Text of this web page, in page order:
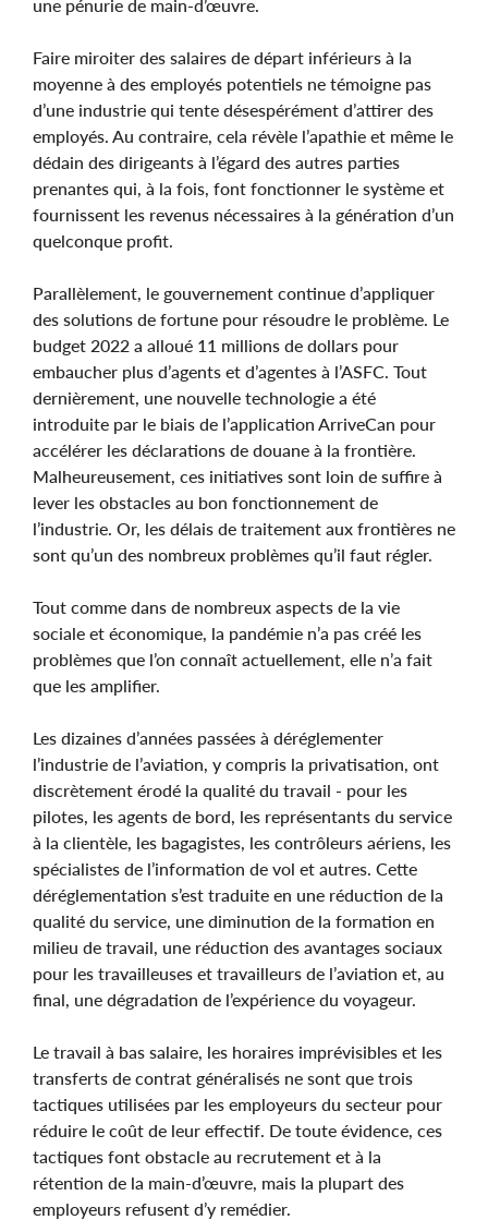
une pénurie de main-d’œuvre.
Faire miroiter des salaires de départ inférieurs à la
moyenne à des employés potentiels ne témoigne pas
d’une industrie qui tente désespérément d’attirer des
employés. Au contraire, cela révèle l’apathie et même le
dédain des dirigeants à l’égard des autres parties
prenantes qui, à la fois, font fonctionner le système et
fournissent les revenus nécessaires à la génération d’un
quelconque profit.
Parallèlement, le gouvernement continue d’appliquer
des solutions de fortune pour résoudre le problème. Le
budget 2022 a alloué 11 millions de dollars pour
embaucher plus d’agents et d’agentes à l’ASFC. Tout
dernièrement, une nouvelle technologie a été
introduite par le biais de l’application ArriveCan pour
accélérer les déclarations de douane à la frontière.
Malheureusement, ces initiatives sont loin de suffire à
lever les obstacles au bon fonctionnement de
l’industrie. Or, les délais de traitement aux frontières ne
sont qu’un des nombreux problèmes qu’il faut régler.
Tout comme dans de nombreux aspects de la vie
sociale et économique, la pandémie n’a pas créé les
problèmes que l’on connaît actuellement, elle n’a fait
que les amplifier.
Les dizaines d’années passées à déréglementer
l’industrie de l’aviation, y compris la privatisation, ont
discrètement érodé la qualité du travail - pour les
pilotes, les agents de bord, les représentants du service
à la clientèle, les bagagistes, les contrôleurs aériens, les
spécialistes de l’information de vol et autres. Cette
déréglementation s’est traduite en une réduction de la
qualité du service, une diminution de la formation en
milieu de travail, une réduction des avantages sociaux
pour les travailleuses et travailleurs de l’aviation et, au
final, une dégradation de l’expérience du voyageur.
Le travail à bas salaire, les horaires imprévisibles et les
transferts de contrat généralisés ne sont que trois
tactiques utilisées par les employeurs du secteur pour
réduire le coût de leur effectif. De toute évidence, ces
tactiques font obstacle au recrutement et à la
rétention de la main-d’œuvre, mais la plupart des
employeurs refusent d’y remédier.